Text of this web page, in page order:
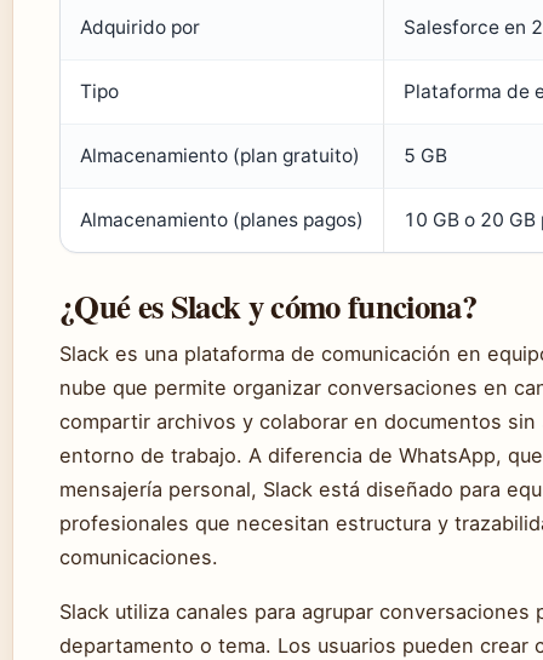
Adquirido por Salesforce en
Tipo Plataforma de
Almacenamiento (plan gratuito) 5 GB
Almacenamiento (planes pagos) 10 GB o 20
¿Qué es Slack y cómo funciona?
Slack es una plataforma de comunicación en
nube que permite organizar conversaciones en
compartir archivos y colaborar en documentos sin
entorno de trabajo. A diferencia de WhatsApp,
mensajería personal, Slack está diseñado para
profesionales que necesitan estructura y
comunicaciones.
Slack utiliza canales para agrupar conversaciones
departamento o tema. Los usuarios pueden crear